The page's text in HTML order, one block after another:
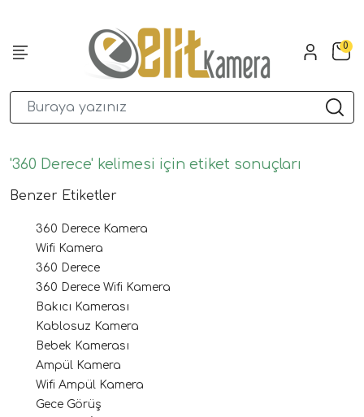
0
'360 Derece' kelimesi için etiket sonuçları
Benzer Etiketler
360 Derece Kamera
Wifi Kamera
360 Derece
360 Derece Wifi Kamera
Bakıcı Kamerası
Kablosuz Kamera
Bebek Kamerası
Ampül Kamera
Wifi Ampül Kamera
Gece Görüş